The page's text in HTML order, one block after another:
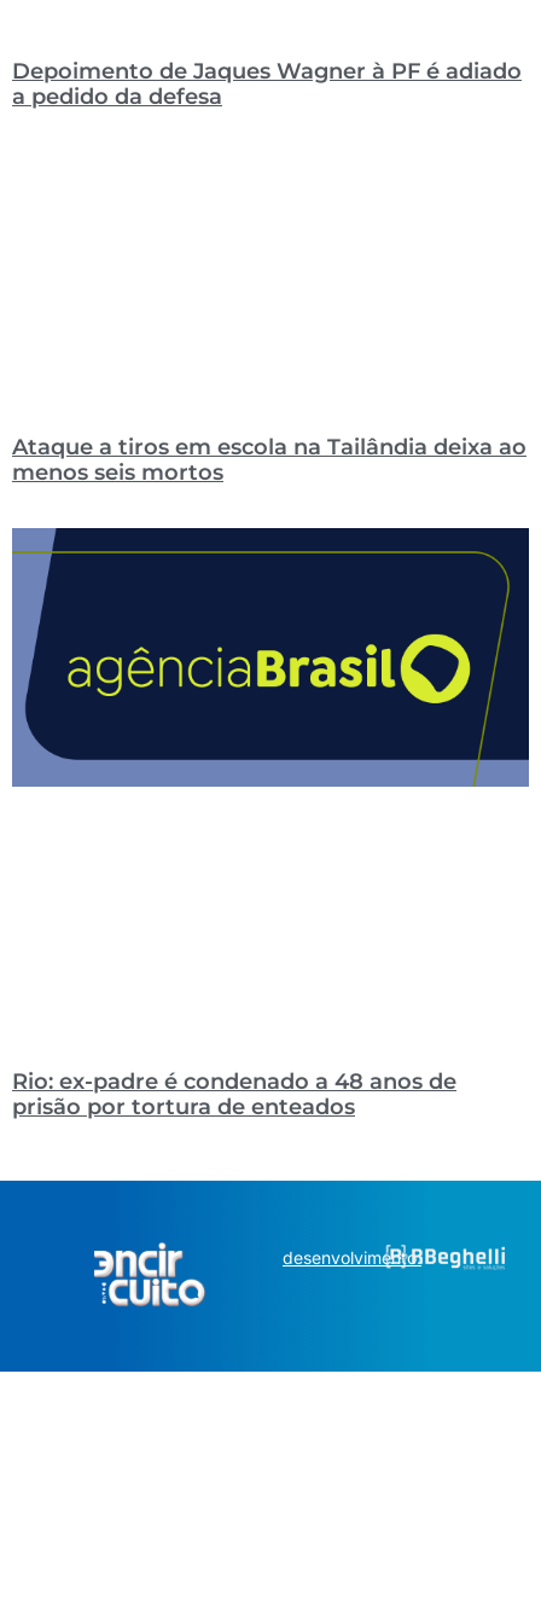
Depoimento de Jaques Wagner à PF é adiado
a pedido da defesa
Ataque a tiros em escola na Tailândia deixa ao
menos seis mortos
Rio: ex-padre é condenado a 48 anos de
prisão por tortura de enteados
desenvolvimento: